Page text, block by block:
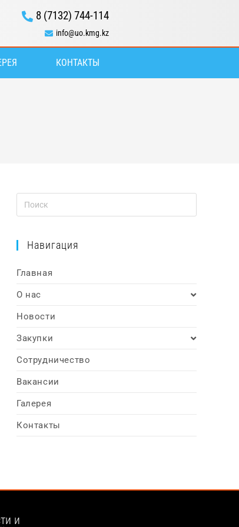
8 (7132) 744-114
info@uo.kmg.kz
КОНТАКТЫ
Навигация
Главная
О нас
Новости
Закупки
Сотрудничество
Вакансии
Галерея
Контакты
и